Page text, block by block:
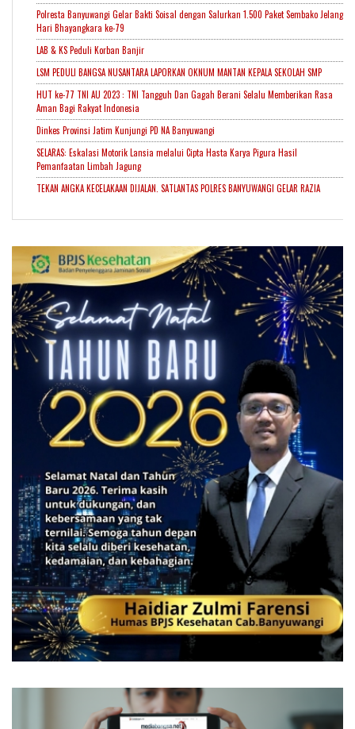
Polresta Banyuwangi Gelar Bakti Soisal dengan Salurkan 1.500 Paket Sembako Jelang
Hari Bhayangkara ke-79
LAB & KS Peduli Korban Banjir
LSM PEDULI BANGSA NUSANTARA LAPORKAN OKNUM MANTAN KEPALA SEKOLAH SMP
HUT ke-77 TNI AU 2023 : TNI Tangguh Dan Gagah Berani Selalu Memberikan Rasa
Aman Bagi Rakyat Indonesia
Dinkes Provinsi Jatim Kunjungi PD NA Banyuwangi
SELARAS: Eskalasi Motorik Lansia melalui Cipta Hasta Karya Pigura Hasil
Pemanfaatan Limbah Jagung
TEKAN ANGKA KECELAKAAN DIJALAN. SATLANTAS POLRES BANYUWANGI GELAR RAZIA